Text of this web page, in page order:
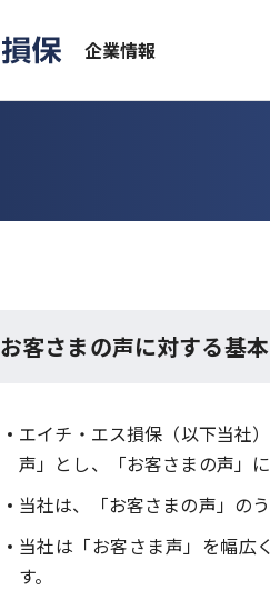
企業情報
お客さまの声に対する基
エイチ・エス損保（以下当社
声」とし、「お客さまの声」
当社は、「お客さまの声」の
当社は「お客さま声」を幅広
す。